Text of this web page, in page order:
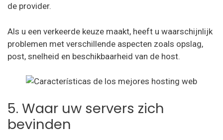
de provider.
Als u een verkeerde keuze maakt, heeft u waarschijnlijk
problemen met verschillende aspecten zoals opslag,
post, snelheid en beschikbaarheid van de host.
5. Waar uw servers zich
bevinden